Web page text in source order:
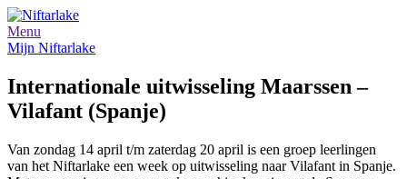
Menu
Mijn Niftarlake
Internationale uitwisseling Maarssen –
Vilafant (Spanje)
Van zondag 14 april t/m zaterdag 20 april is een groep leerlingen
van het Niftarlake een week op uitwisseling naar Vilafant in Spanje.